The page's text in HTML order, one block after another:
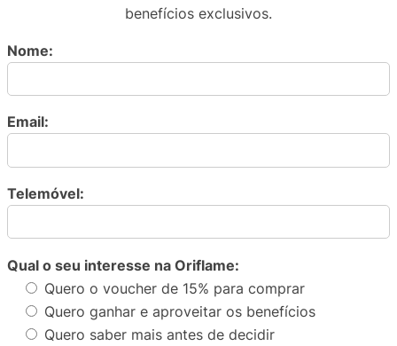
benefícios exclusivos.
Nome:
Email:
Telemóvel:
Qual o seu interesse na Oriflame:
Quero o voucher de 15% para comprar
Quero ganhar e aproveitar os benefícios
Quero saber mais antes de decidir